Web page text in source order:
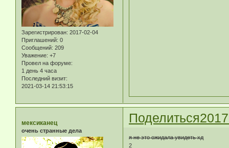
Зарегистрирован: 2017-02-04
Приглашений: 0
Сообщений: 209
Уважение: +7
Провел на форуме:
1 день 4 часа
Последний визит:
2021-03-14 21:53:15
Поделиться
мексиканец
очень странные дела
я не это ожидала увидеть хд
2